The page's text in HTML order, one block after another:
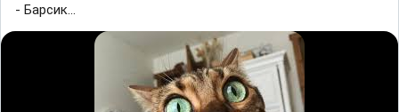
- Барсик...